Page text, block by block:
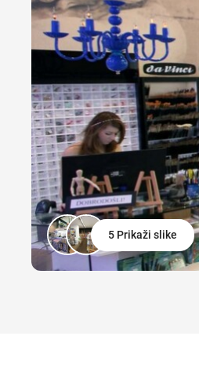
5 Prikaži slike